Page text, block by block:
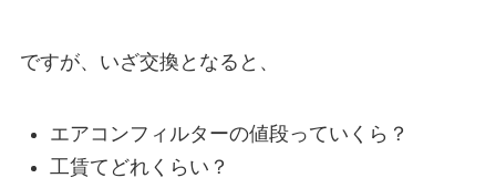
ですが、いざ交換となると、
エアコンフィルターの値段っていくら？
工賃てどれくらい？